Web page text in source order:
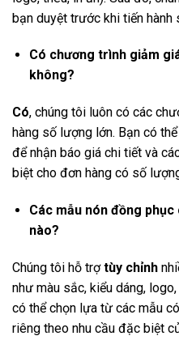
bạn duyệt trước khi tiến hành
Có chương trình giảm
không?
Có, chúng tôi luôn có các
hàng số lượng lớn. Bạn có
để nhận báo giá chi tiết và
biệt cho đơn hàng có số
Các mẫu nón đồng
nào?
Chúng tôi hỗ trợtùy chỉnh
như màu sắc, kiểu dáng,
có thể chọn lựa từ các mẫu
riêng theo nhu cầu đặc biệt